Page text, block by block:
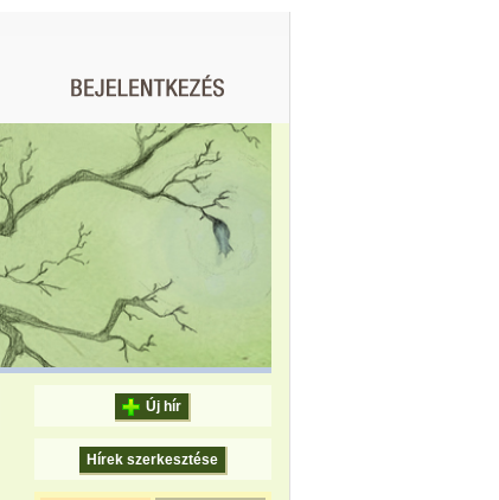
Új hír
Hírek szerkesztése